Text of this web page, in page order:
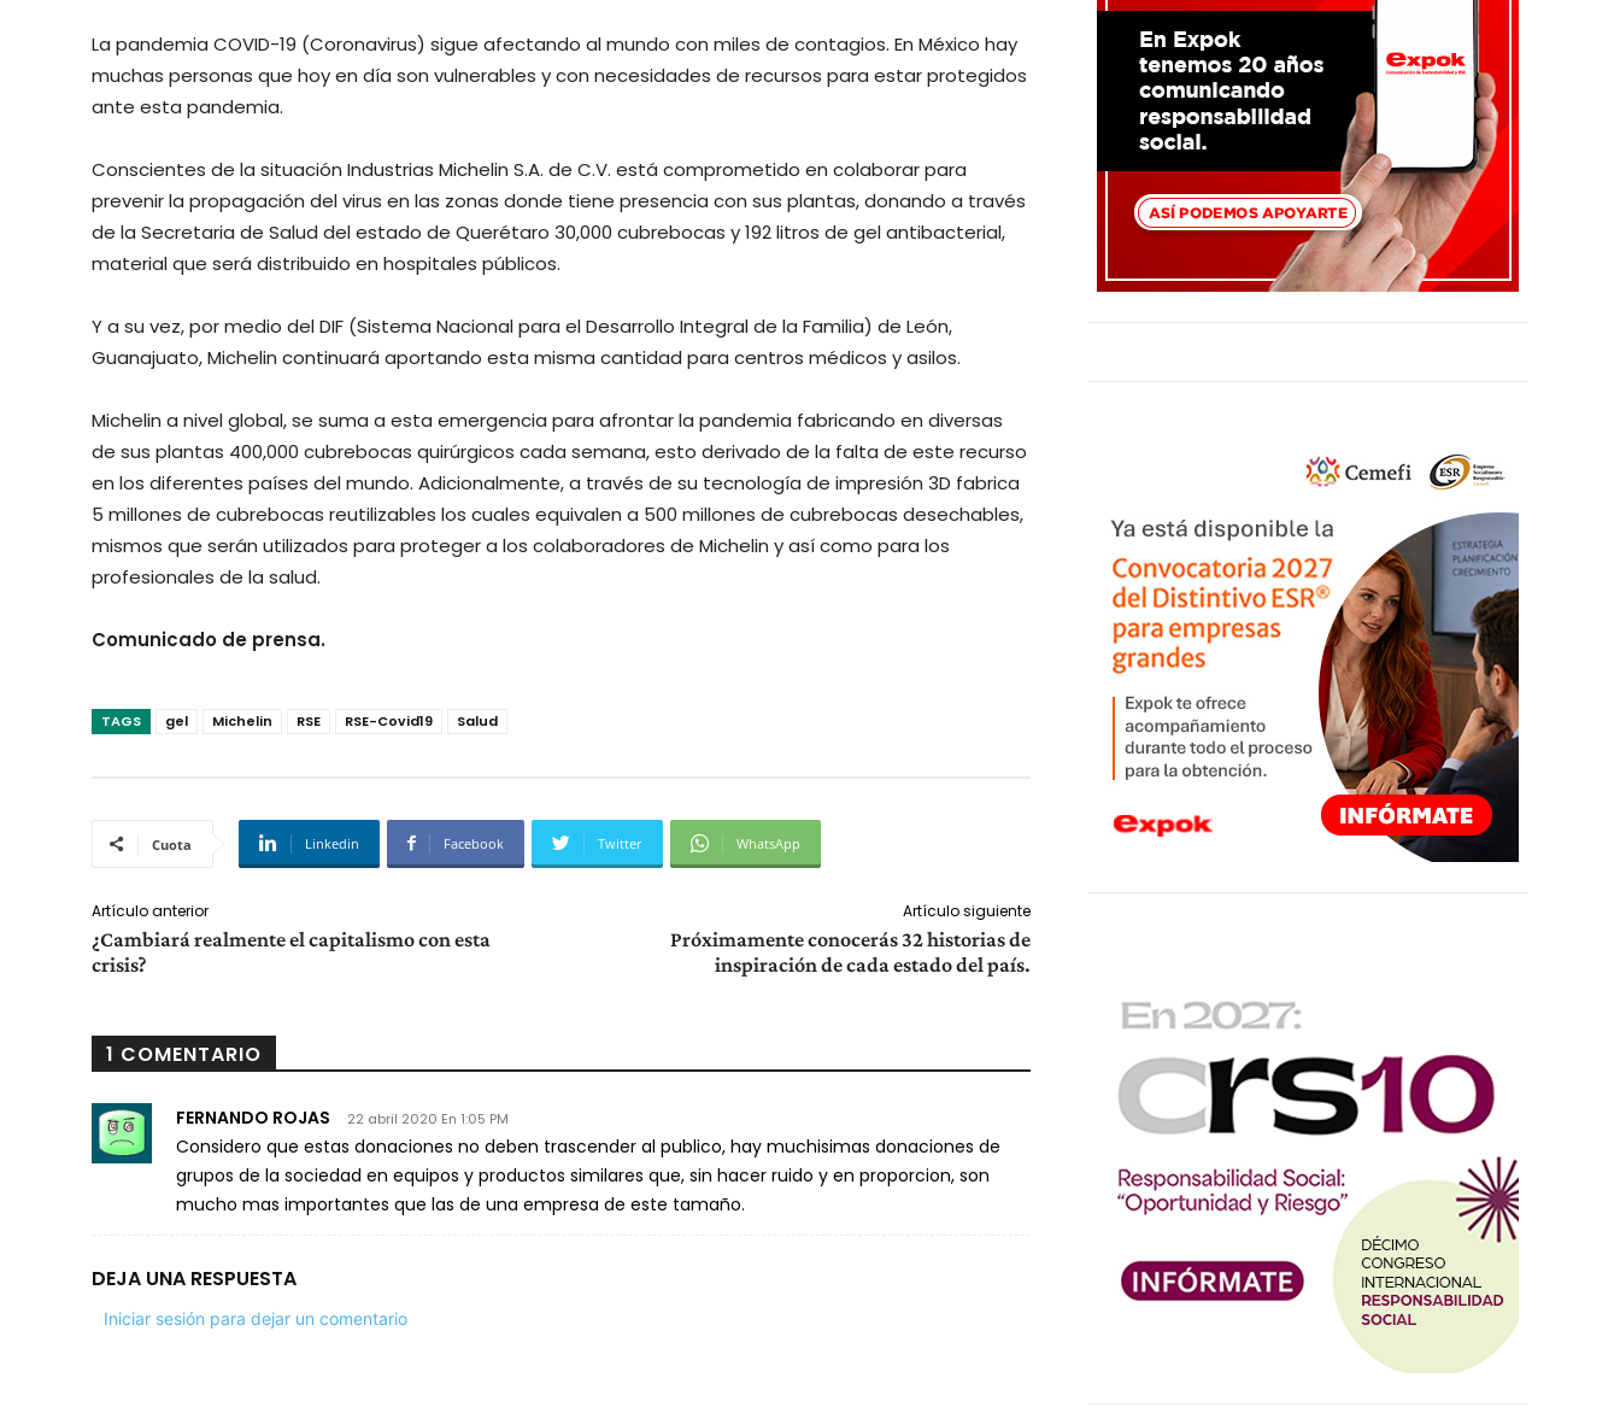
La pandemia COVID-19 (Coronavirus) sigue afectando al mundo con miles de contagios. En México hay
muchas personas que hoy en día son vulnerables y con necesidades de recursos para estar protegidos
ante esta pandemia.
Conscientes de la situación Industrias Michelin S.A. de C.V. está comprometido en colaborar para
prevenir la propagación del virus en las zonas donde tiene presencia con sus plantas, donando a través
de la Secretaria de Salud del estado de Querétaro 30,000 cubrebocas y 192 litros de gel antibacterial,
material que será distribuido en hospitales públicos.
Y a su vez, por medio del DIF (Sistema Nacional para el Desarrollo Integral de la Familia) de León,
Guanajuato, Michelin continuará aportando esta misma cantidad para centros médicos y asilos.
Michelin a nivel global, se suma a esta emergencia para afrontar la pandemia fabricando en diversas
de sus plantas 400,000 cubrebocas quirúrgicos cada semana, esto derivado de la falta de este recurso
en los diferentes países del mundo. Adicionalmente, a través de su tecnología de impresión 3D fabrica
5 millones de cubrebocas reutilizables los cuales equivalen a 500 millones de cubrebocas desechables,
mismos que serán utilizados para proteger a los colaboradores de Michelin y así como para los
profesionales de la salud.
Comunicado de prensa.
TAGS gel Michelin RSE RSE-Covid19 Salud
Cuota Linkedin Facebook Twitter WhatsApp
Artículo anterior
¿Cambiará realmente el capitalismo con esta
crisis?
Artículo siguiente
Próximamente conocerás 32 historias de
inspiración de cada estado del país.
1 COMENTARIO
FERNANDO ROJAS 22 abril 2020 En 1:05 PM
Considero que estas donaciones no deben trascender al publico, hay muchisimas donaciones de
grupos de la sociedad en equipos y productos similares que, sin hacer ruido y en proporcion, son
mucho mas importantes que las de una empresa de este tamaño.
DEJA UNA RESPUESTA
Iniciar sesión para dejar un comentario